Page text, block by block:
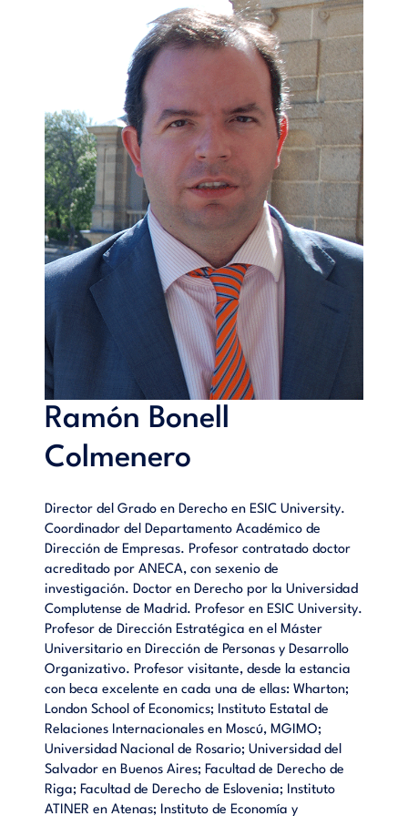
Los principales aspectos que pueden incidir y que afectan a
la transmisión intergeneracional de la empresa son el
régimen económico matrimonial y el sucesorio, y, por tanto,
los problemas se plantean en torno a ellos: crisis matrimonial,
invalidez o fallecimiento del empresario. Por ello, el fundador,
además de afrontar la transición generacional y evitar la
disgregación entre una pluralidad de sucesores, tiene que
gestionar las relaciones familia-empresa, que por su propia
naturaleza son fuente de conflictividad.
Mango comienza su historia en 1984 de la mano de Isak
Andic, se constituye como sociedad de responsabilidad
limitada Punto Fa, S.L. el 13 de diciembre de 1989. Su
fundador, Isak Andic, fallece el 14 de diciembre de 2024,
D.E.P. Sirva este caso en homenaje a su trayectoria
empresarial, en memoria de su legado en la industria de la
moda. En la actualidad, la entidad mercantil tiene como
consejero delegado a Toni Ruiz. La compañía está presente
en más de 120 mercados internacionales a través de una red
de 2.800 puntos de venta.
Ramón Bonell
Colmenero
Director del Grado en Derecho en ESIC University.
Coordinador del Departamento Académico de
Dirección de Empresas. Profesor contratado doctor
acreditado por ANECA, con sexenio de
investigación. Doctor en Derecho por la Universidad
Complutense de Madrid. Profesor en ESIC University.
Profesor de Dirección Estratégica en el Máster
Universitario en Dirección de Personas y Desarrollo
Organizativo. Profesor visitante, desde la estancia
con beca excelente en cada una de ellas: Wharton;
London School of Economics; Instituto Estatal de
Relaciones Internacionales en Moscú, MGIMO;
Universidad Nacional de Rosario; Universidad del
Salvador en Buenos Aires; Facultad de Derecho de
Riga; Facultad de Derecho de Eslovenia; Instituto
ATINER en Atenas; Instituto de Economía y